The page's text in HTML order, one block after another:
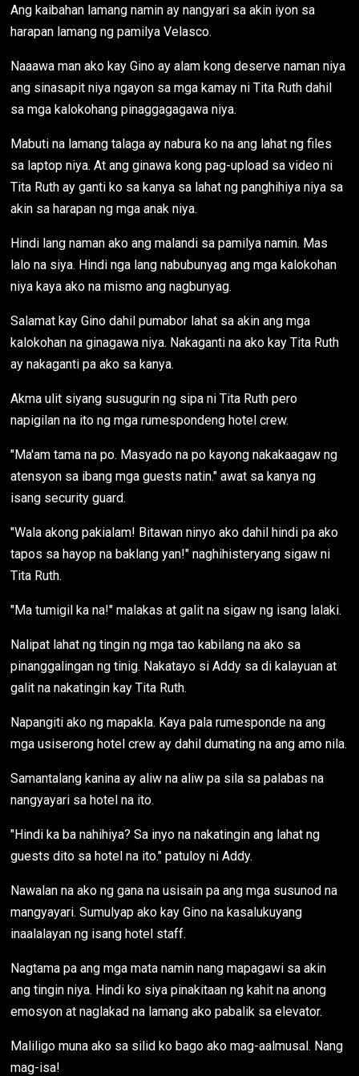
Ang kaibahan lamang namin ay nangyari sa akin iyon sa
harapan lamang ng pamilya Velasco.
Naaawa man ako kay Gino ay alam kong deserve naman niya
ang sinasapit niya ngayon sa mga kamay ni Tita Ruth dahil
sa mga kalokohang pinaggagagawa niya.
Mabuti na lamang talaga ay nabura ko na ang lahat ng files
sa laptop niya. At ang ginawa kong pag-upload sa video ni
Tita Ruth ay ganti ko sa kanya sa lahat ng panghihiya niya sa
akin sa harapan ng mga anak niya.
Hindi lang naman ako ang malandi sa pamilya namin. Mas
lalo na siya. Hindi nga lang nabubunyag ang mga kalokohan
niya kaya ako na mismo ang nagbunyag.
Salamat kay Gino dahil pumabor lahat sa akin ang mga
kalokohan na ginagawa niya. Nakaganti na ako kay Tita Ruth
ay nakaganti pa ako sa kanya.
Akma ulit siyang susugurin ng sipa ni Tita Ruth pero
napigilan na ito ng mga rumespondeng hotel crew.
"Ma'am tama na po. Masyado na po kayong nakakaagaw ng
atensyon sa ibang mga guests natin." awat sa kanya ng
isang security guard.
"Wala akong pakialam! Bitawan ninyo ako dahil hindi pa ako
tapos sa hayop na baklang yan!" naghihisteryang sigaw ni
Tita Ruth.
"Ma tumigil ka na!" malakas at galit na sigaw ng isang lalaki.
Nalipat lahat ng tingin ng mga tao kabilang na ako sa
pinanggalingan ng tinig. Nakatayo si Addy sa di kalayuan at
galit na nakatingin kay Tita Ruth.
Napangiti ako ng mapakla. Kaya pala rumesponde na ang
mga usiserong hotel crew ay dahil dumating na ang amo nila.
Samantalang kanina ay aliw na aliw pa sila sa palabas na
nangyayari sa hotel na ito.
"Hindi ka ba nahihiya? Sa inyo na nakatingin ang lahat ng
guests dito sa hotel na ito." patuloy ni Addy.
Nawalan na ako ng gana na usisain pa ang mga susunod na
mangyayari. Sumulyap ako kay Gino na kasalukuyang
inaalalayan ng isang hotel staff.
Nagtama pa ang mga mata namin nang mapagawi sa akin
ang tingin niya. Hindi ko siya pinakitaan ng kahit na anong
emosyon at naglakad na lamang ako pabalik sa elevator.
Maliligo muna ako sa silid ko bago ako mag-aalmusal. Nang
mag-isa!